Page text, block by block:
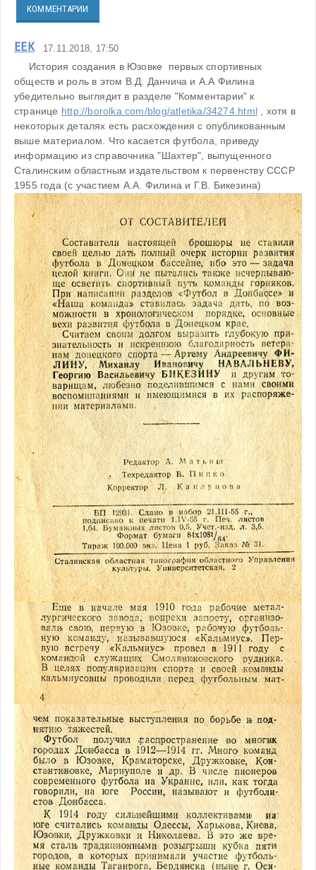
КОММЕНТАРИИ
ЕЕК 17.11.2018, 17:50
История создания в Юзовке  первых спортивных
обществ и роль в этом В.Д. Данчича и А.А Филина
убедительно выглядит в разделе "Комментарии" к
странице http://borolka.com/blog/atletika/34274.html , хотя в
некоторых деталях есть расхождения с опубликованным
выше материалом. Что касается футбола, приведу
информацию из справочника "Шахтер", выпущенного
Сталинским областным издательством к первенству СССР
1955 года (с участием А.А. Филина и Г.В. Бикезина)